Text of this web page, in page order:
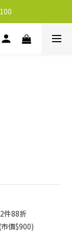
件88折
價$900)